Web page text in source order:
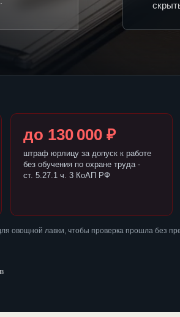
до 130 000 ₽
штраф юрлицу за допуск к работе
без обучения по охране труда -
ст. 5.27.1 ч. 3 КоАП РФ
овощной лавки, чтобы проверка прошла без